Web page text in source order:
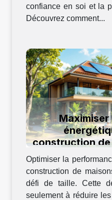
confiance en soi et la
Découvrez comment...
construction de
Optimiser la
construction de
défi de taille. Cette
seulement à réduire